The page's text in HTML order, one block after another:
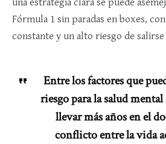
Fórmula 1 sin paradas en boxes,
constante y un alto riesgo de salirse
Entre los factores que
riesgo para la salud
llevar más años en el
conflicto entre la vida